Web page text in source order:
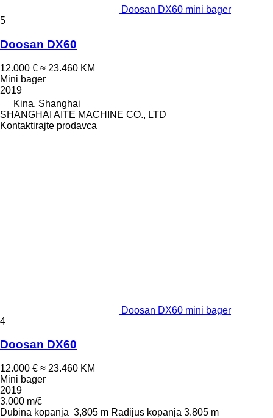
Doosan DX60 mini bager
5
Doosan DX60
12.000 € ≈ 23.460 KM
Mini bager
2019
Kina, Shanghai
SHANGHAI AITE MACHINE CO., LTD
Kontaktirajte prodavca
Doosan DX60 mini bager
4
Doosan DX60
12.000 € ≈ 23.460 KM
Mini bager
2019
3.000 m/č
Dubina kopanja 3,805 m Radijus kopanja 3.805 m